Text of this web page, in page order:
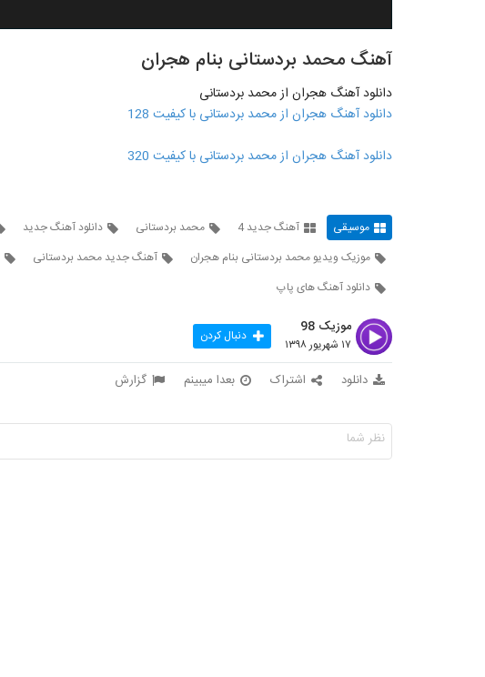
آهنگ محمد بردستانی بنام هجران
دانلود آهنگ هجران از محمد بردستانی
دانلود آهنگ هجران از محمد بردستانی با کیفیت 128
دانلود آهنگ هجران از محمد بردستانی با کیفیت 320
موسیقی آهنگ جدید 4 محمد بردستانی دانلود آهنگ جدید
موزیک ویدیو محمد بردستانی بنام هجران
آهنگ جدید محمد بردستانی
دانلود آهنگ های پاپ
موزیک 98
۱۷ شهریور ۱۳۹۸ دنبال کردن
دانلود اشتراک بعدا میبینم گزارش